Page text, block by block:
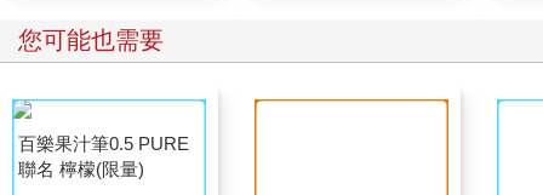
您可能也需要
百樂果汁筆0.5 PURE
聯名 檸檬(限量)